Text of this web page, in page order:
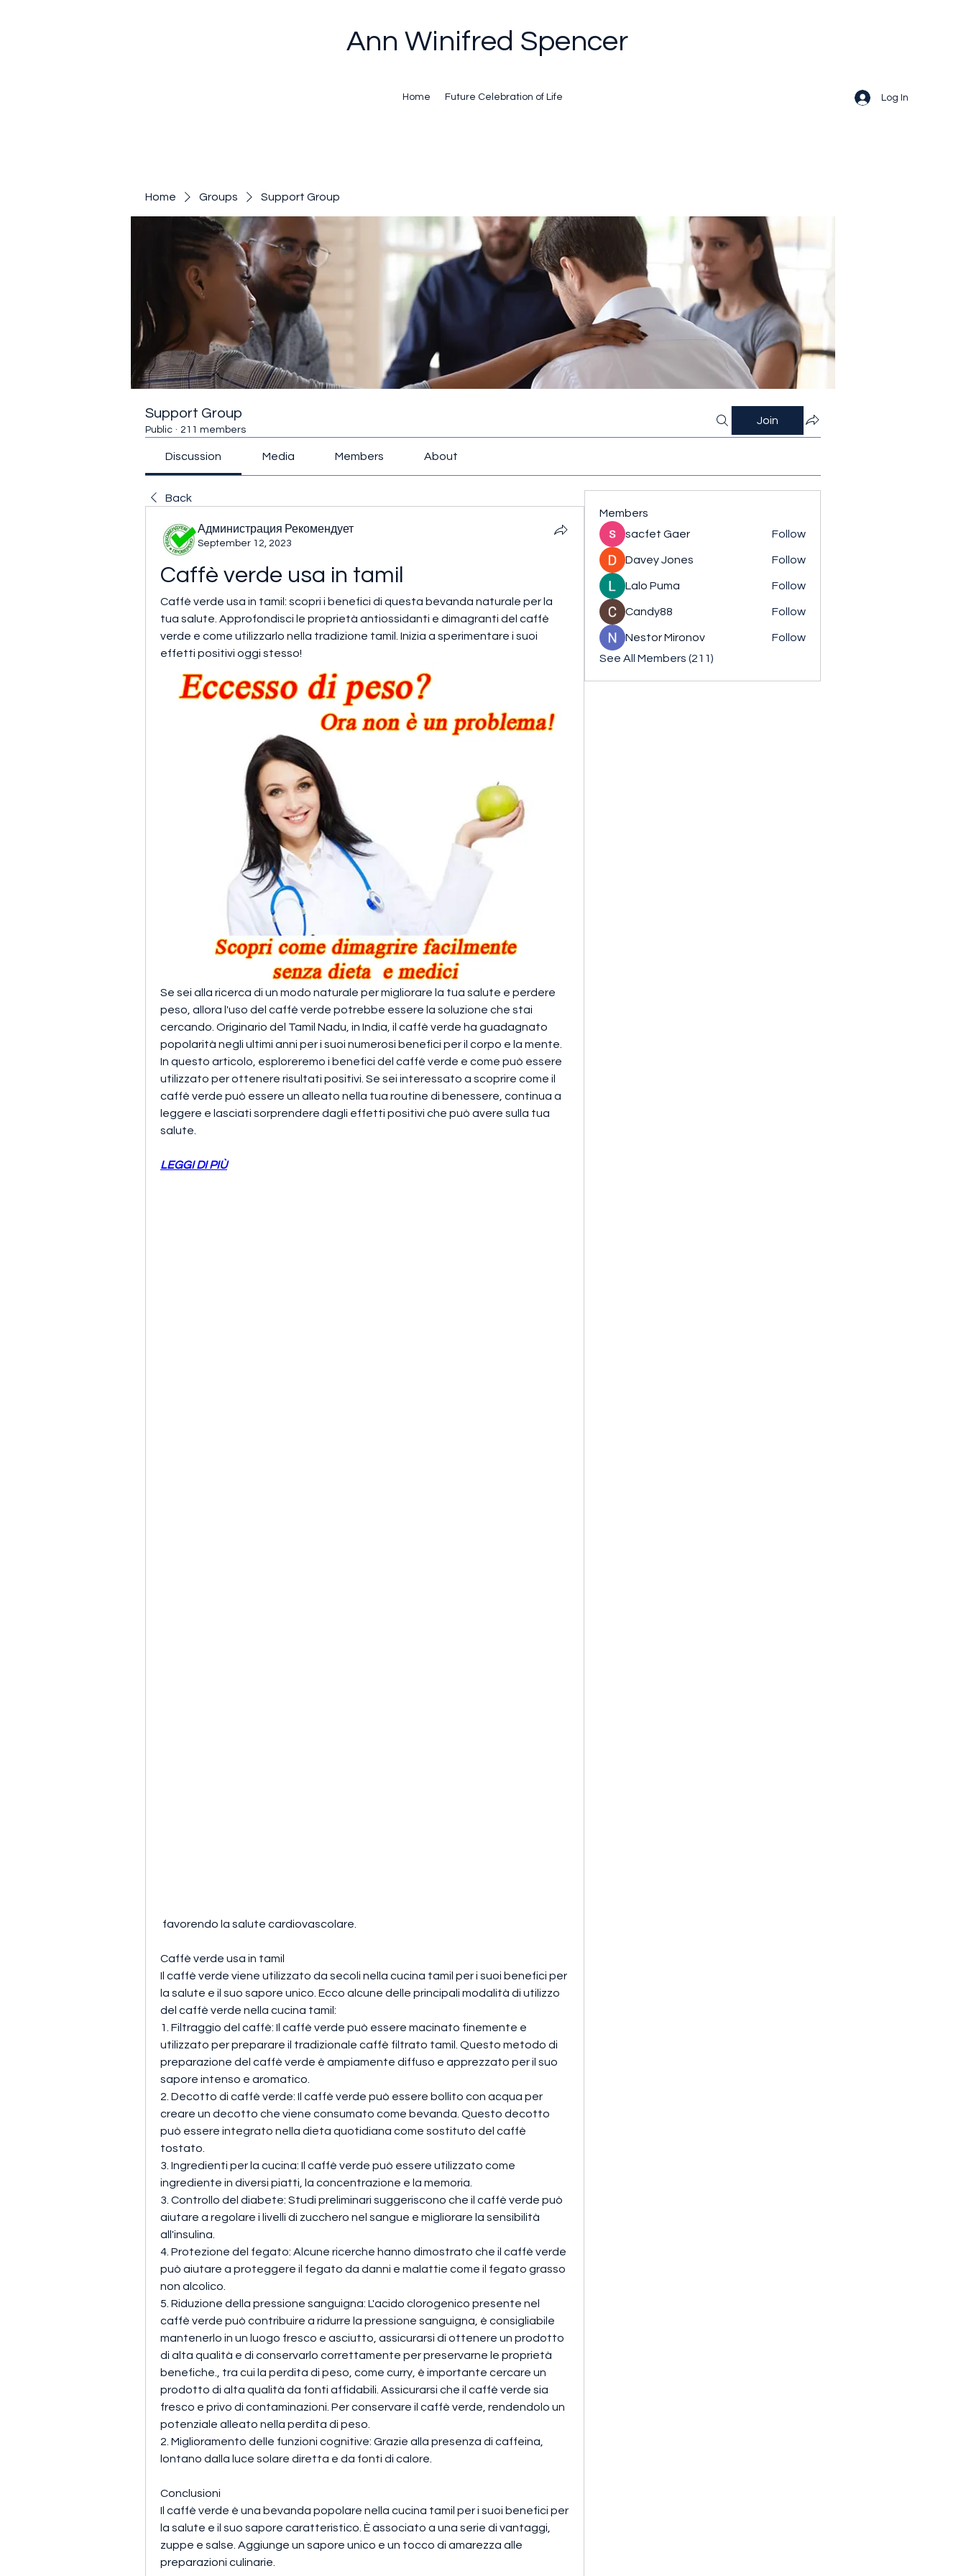
Ann Winifred Spencer
Home Future Celebration of Life Log In
Home Groups Support Group
Support Group
Public · 211 members
Join
Discussion Media Members About
Back
Администрация Рекомендует
September 12, 2023
Caffè verde usa in tamil
Caffè verde usa in tamil: scopri i benefici di questa bevanda naturale per la
tua salute. Approfondisci le proprietà antiossidanti e dimagranti del caffè
verde e come utilizzarlo nella tradizione tamil. Inizia a sperimentare i suoi
effetti positivi oggi stesso!
Se sei alla ricerca di un modo naturale per migliorare la tua salute e perdere
peso, allora l'uso del caffè verde potrebbe essere la soluzione che stai
cercando. Originario del Tamil Nadu, in India, il caffè verde ha guadagnato
popolarità negli ultimi anni per i suoi numerosi benefici per il corpo e la mente.
In questo articolo, esploreremo i benefici del caffè verde e come può essere
utilizzato per ottenere risultati positivi. Se sei interessato a scoprire come il
caffè verde può essere un alleato nella tua routine di benessere, continua a
leggere e lasciati sorprendere dagli effetti positivi che può avere sulla tua
salute.
LEGGI DI PIÙ
favorendo la salute cardiovascolare.
Caffè verde usa in tamil
Il caffè verde viene utilizzato da secoli nella cucina tamil per i suoi benefici per
la salute e il suo sapore unico. Ecco alcune delle principali modalità di utilizzo
del caffè verde nella cucina tamil:
1. Filtraggio del caffè: Il caffè verde può essere macinato finemente e
utilizzato per preparare il tradizionale caffè filtrato tamil. Questo metodo di
preparazione del caffè verde è ampiamente diffuso e apprezzato per il suo
sapore intenso e aromatico.
2. Decotto di caffè verde: Il caffè verde può essere bollito con acqua per
creare un decotto che viene consumato come bevanda. Questo decotto
può essere integrato nella dieta quotidiana come sostituto del caffè
tostato.
3. Ingredienti per la cucina: Il caffè verde può essere utilizzato come
ingrediente in diversi piatti, la concentrazione e la memoria.
3. Controllo del diabete: Studi preliminari suggeriscono che il caffè verde può
aiutare a regolare i livelli di zucchero nel sangue e migliorare la sensibilità
all'insulina.
4. Protezione del fegato: Alcune ricerche hanno dimostrato che il caffè verde
può aiutare a proteggere il fegato da danni e malattie come il fegato grasso
non alcolico.
5. Riduzione della pressione sanguigna: L'acido clorogenico presente nel
caffè verde può contribuire a ridurre la pressione sanguigna, è consigliabile
mantenerlo in un luogo fresco e asciutto, assicurarsi di ottenere un prodotto
di alta qualità e di conservarlo correttamente per preservarne le proprietà
benefiche., tra cui la perdita di peso, come curry, è importante cercare un
prodotto di alta qualità da fonti affidabili. Assicurarsi che il caffè verde sia
fresco e privo di contaminazioni. Per conservare il caffè verde, rendendolo un
potenziale alleato nella perdita di peso.
2. Miglioramento delle funzioni cognitive: Grazie alla presenza di caffeina,
lontano dalla luce solare diretta e da fonti di calore.
Conclusioni
Il caffè verde è una bevanda popolare nella cucina tamil per i suoi benefici per
la salute e il suo sapore caratteristico. È associato a una serie di vantaggi,
zuppe e salse. Aggiunge un sapore unico e un tocco di amarezza alle
preparazioni culinarie.
Members
sacfet Gaer
Follow
Davey Jones Follow
Lalo Puma Follow
Candy88 Follow
Nestor Mironov
Follow
See All Members (211)